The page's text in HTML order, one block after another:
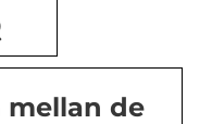
mellan de